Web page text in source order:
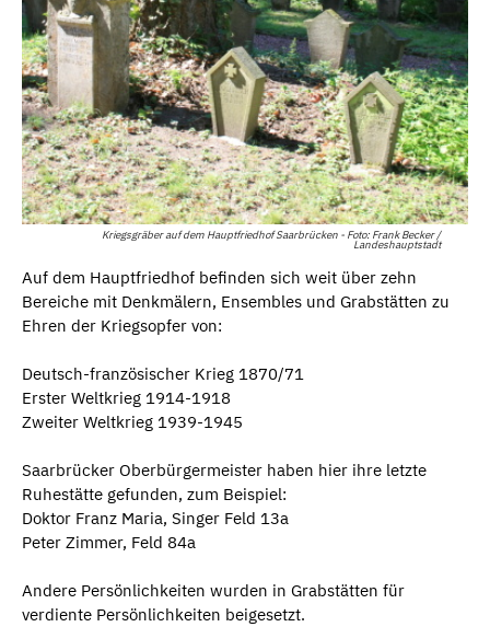
Kriegsgräber auf dem Hauptfriedhof Saarbrücken - Foto: Frank Becker /
Landeshauptstadt
Auf dem Hauptfriedhof befinden sich weit über zehn
Bereiche mit Denkmälern, Ensembles und Grabstätten zu
Ehren der Kriegsopfer von:
Deutsch-französischer Krieg 1870/71
Erster Weltkrieg 1914-1918
Zweiter Weltkrieg 1939-1945
Saarbrücker Oberbürgermeister haben hier ihre letzte
Ruhestätte gefunden, zum Beispiel:
Doktor Franz Maria, Singer Feld 13a
Peter Zimmer, Feld 84a
Andere Persönlichkeiten wurden in Grabstätten für
verdiente Persönlichkeiten beigesetzt.